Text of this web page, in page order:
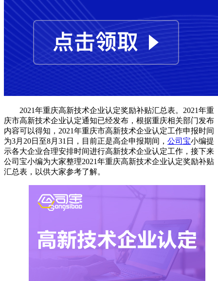
2021年重庆高新技术企业认定奖励补贴汇总表。2021年重
庆市高新技术企业认定通知已经发布，根据重庆相关部门发布
内容可以得知，2021年重庆市高新技术企业认定工作申报时间
为3月20日至8月31日，目前正是高企申报期间， 公司宝小编提
示各大企业合理安排时间进行高新技术企业认定工作，接下来
公司宝小编为大家整理2021年重庆高新技术企业认定奖励补贴
汇总表，以供大家参考了解。